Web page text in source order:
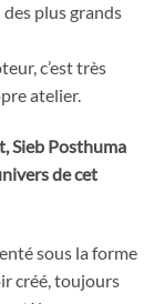
plus grands
c’est très
atelier.
Sieb Posthuma
de cet
sous la forme
créé, toujours